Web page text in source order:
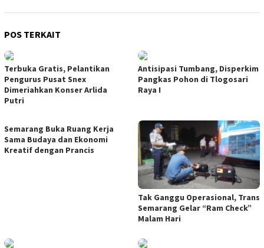
POS TERKAIT
Terbuka Gratis, Pelantikan
Pengurus Pusat Snex
Dimeriahkan Konser Arlida
Putri
Antisipasi Tumbang, Disperkim
Pangkas Pohon di Tlogosari
Raya I
Semarang Buka Ruang Kerja
Sama Budaya dan Ekonomi
Kreatif dengan Prancis
Tak Ganggu Operasional, Trans
Semarang Gelar “Ram Check”
Malam Hari